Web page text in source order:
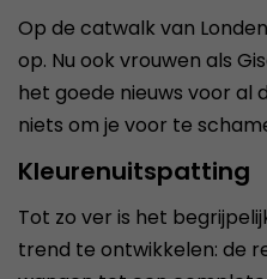
Op de catwalk van
op. Nu ook vrouwen als
het goede nieuws voor al
niets om je voor te
Kleurenuitspatting
Tot zo ver is het
trend te ontwikkelen: de